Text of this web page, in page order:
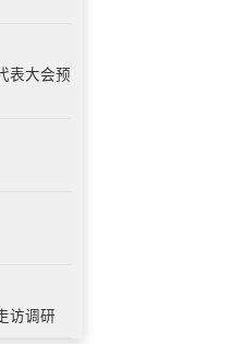
表大会预
访调研